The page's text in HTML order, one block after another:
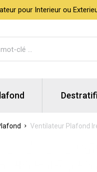
pour Interieur ou
Ventilateur Plafond